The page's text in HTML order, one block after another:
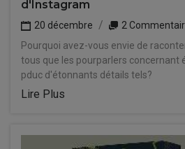
d'Instagram
20 décembre
2
Pourquoi avez-vous envie de
tous que les pourparlers concernant
pduc d'étonnants détails tels?
Lire Plus